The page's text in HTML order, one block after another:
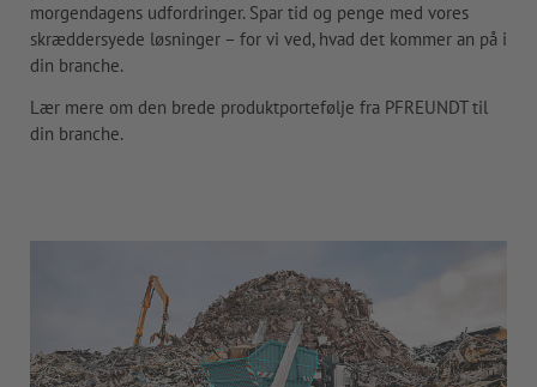
morgendagens udfordringer. Spar tid og penge med vores
skræddersyede løsninger – for vi ved, hvad det kommer an på i
din branche.
Lær mere om den brede produktportefølje fra PFREUNDT til
din branche.